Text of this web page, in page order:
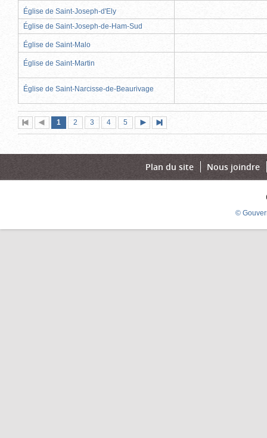
Église de Saint-Joseph-d'Ely
Église de Saint-Joseph-de-Ham-Sud
Église de Saint-Malo
Église de Saint-Martin
Église de Saint-Narcisse-de-Beaurivage
Première
page
Page
précédente
Page
1 (page
actuelle)
Page
2 Page
3 Page
4 Page
5
suivante
page
Plan du site Nous joindre
©